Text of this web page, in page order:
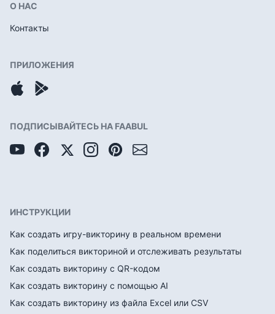
О НАС
Контакты
ПРИЛОЖЕНИЯ
ПОДПИСЫВАЙТЕСЬ НА FAABUL
ИНСТРУКЦИИ
Как создать игру-викторину в реальном времени
Как поделиться викториной и отслеживать результаты
Как создать викторину с QR-кодом
Как создать викторину с помощью AI
Как создать викторину из файла Excel или CSV